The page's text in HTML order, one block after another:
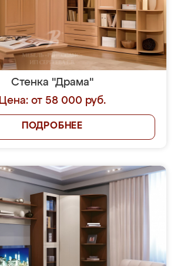
Стенка "Драма"
Цена: от 58 000 руб.
ПОДРОБНЕЕ